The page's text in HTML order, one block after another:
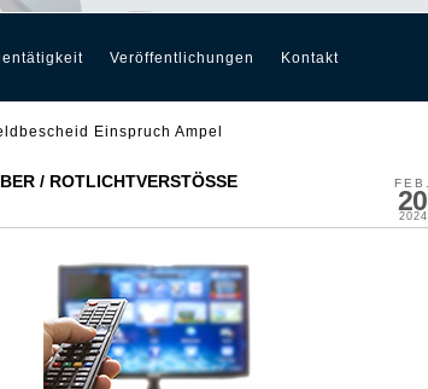
Veröffentlichungen Kontakt
Einspruch Ampel
FEB.
20
2024
/ ROTLICHTVERSTÖSSE